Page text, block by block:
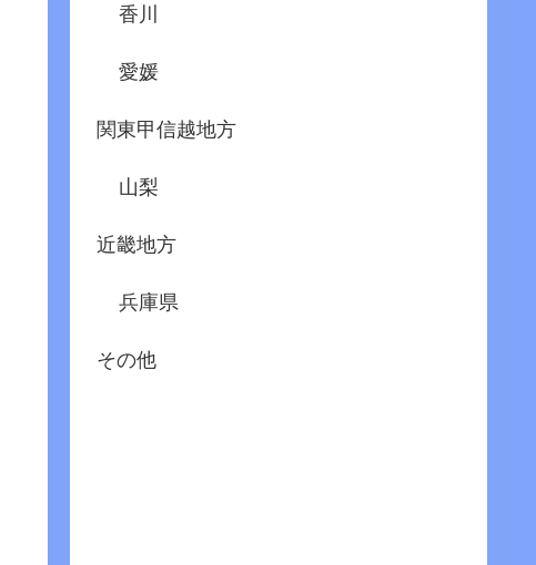
香川
愛媛
関東甲信越地方
山梨
近畿地方
兵庫県
その他